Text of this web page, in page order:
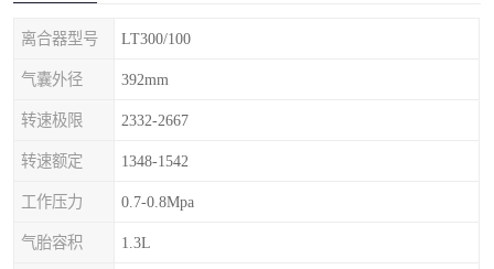
离合器型号 LT300/100
气囊外径 392mm
转速极限 2332-2667
转速额定 1348-1542
工作压力 0.7-0.8Mpa
气胎容积 1.3L